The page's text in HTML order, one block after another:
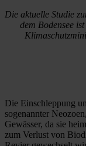
Die aktuelle Studie
dem Bodensee
Die Einschleppung
sogenannter
Gewässer, da sie
zum Verlust von